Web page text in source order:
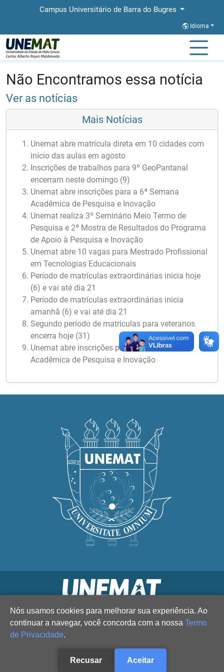
Campus Universitário de Barra do Bugres
Idioma
Página Inicial
Não Encontramos essa notícia
Ver as notícias
Mais Notícias
Unemat abre matrícula direta em 10 cidades com
início das aulas em agosto
Inscrições de trabalhos para 9º GeoPantanal
encerram neste domingo (9)
Unemat abre inscrições para a 6ª Semana
Acadêmica de Pesquisa e Inovação
Unemat realiza 3º Seminário Meio Termo de
Pesquisa e 2ª Mostra de Resultados do Programa
de Apoio à Pesquisa e Inovação
Unemat abre 10 vagas para Mestrado Profissional
em Tecnologias Educacionais
Período de matrículas extraordinárias inicia hoje
(6) e vai até dia 21
Período de matrículas extraordinárias inicia
amanhã (6) e vai até dia 21
Segundo período de matrículas para veteranos
encerra hoje (31)
Unemat abre inscrições para a 6ª Semana
Acadêmica de Pesquisa e Inovação
Nós usamos cookies para melhorar sua experiência. Ao
continuar a navegar, você concorda com a nossa Termo
de Privacidade.
Recusar Aceitar